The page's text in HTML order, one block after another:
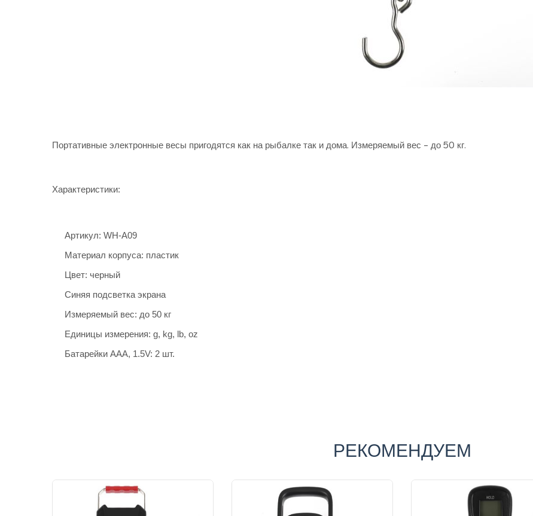
Портативные электронные весы пригодятся как на рыбалке так и дома. Измеряемый вес - до 50 кг.
Характеристики:
Артикул: WH-A09
Материал корпуса: пластик
Цвет: черный
Синяя подсветка экрана
Измеряемый вес: до 50 кг
Единицы измерения: g, kg, lb, oz
Батарейки ААА, 1.5V: 2 шт.
РЕКОМЕНДУЕМ